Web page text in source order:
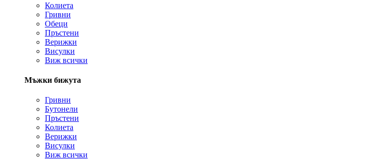
Колиета
Гривни
Обеци
Пръстени
Верижки
Висулки
Виж всички
Мъжки бижута
Гривни
Бутонели
Пръстени
Колиета
Верижки
Висулки
Виж всички